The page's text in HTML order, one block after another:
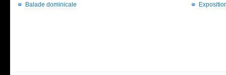
Balade dominicale